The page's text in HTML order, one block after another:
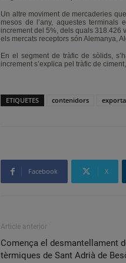
Un altre moviment de mercaderies
mesos de l’any, aquestes
increment del 5%, dels quals 318.426
els mercats receptors són Alemanya,
En el segment de tràfic de sòlids,
increment s’explica pel tràfic de
ETIQUETES contenidors
Facebook X
Article anterior
Comença el desmantellament
tèrmiques de Sant Adrià de